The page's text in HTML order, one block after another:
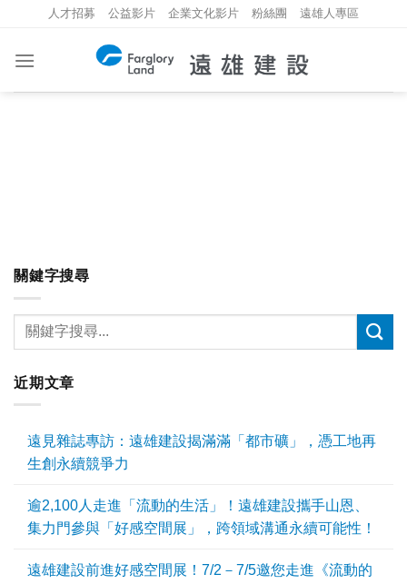
content
人才招募 公益影片 企業文化影片 粉絲團 遠雄人專區
關鍵字搜尋
近期文章
遠見雜誌專訪：遠雄建設揭滿滿「都市礦」，憑工地再
生創永續競爭力
逾2,100人走進「流動的生活」！遠雄建設攜手山恩、
集力門參與「好感空間展」，跨領域溝通永續可能性！
遠雄建設前進好感空間展！7/2－7/5邀您走進《流動的